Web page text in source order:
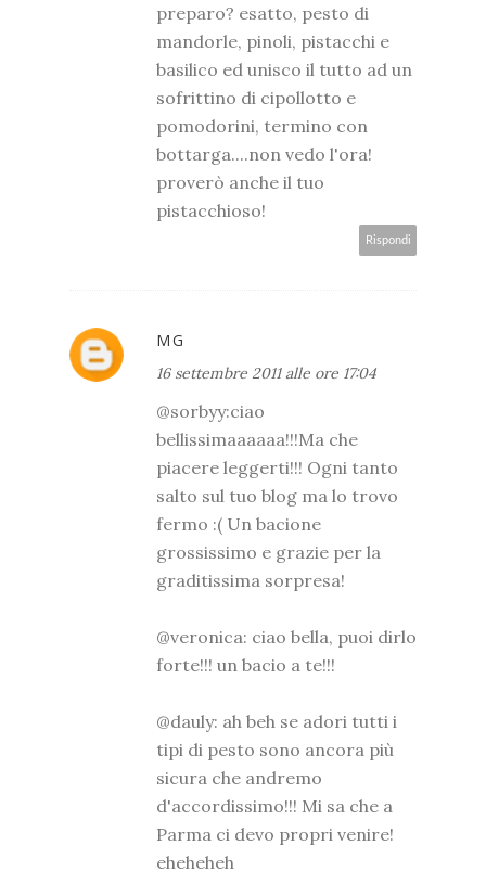
preparo? esatto, pesto di
mandorle, pinoli, pistacchi e
basilico ed unisco il tutto ad un
sofrittino di cipollotto e
pomodorini, termino con
bottarga....non vedo l'ora!
proverò anche il tuo
pistacchioso!
Rispondi
MG
16 settembre 2011 alle ore 17:04
@sorbyy:ciao
bellissimaaaaaa!!!Ma che
piacere leggerti!!! Ogni tanto
salto sul tuo blog ma lo trovo
fermo :( Un bacione
grossissimo e grazie per la
graditissima sorpresa!
@veronica: ciao bella, puoi dirlo
forte!!! un bacio a te!!!
@dauly: ah beh se adori tutti i
tipi di pesto sono ancora più
sicura che andremo
d'accordissimo!!! Mi sa che a
Parma ci devo propri venire!
eheheheh